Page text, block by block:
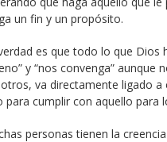
un fin y un propósito.
es que todo lo que Dios
y “nos convenga”
va directamente ligado a
para cumplir con aquello para
personas tienen la